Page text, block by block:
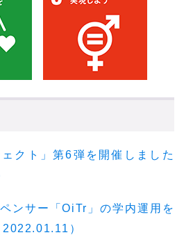
ェクト」第6弾を開催しました
ンサー「OiTr」の学内運用を
2022.01.11 ）